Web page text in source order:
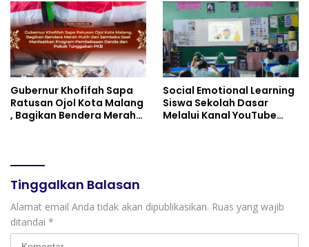
Gubernur Khofifah Sapa
Ratusan Ojol Kota Malang
, Bagikan Bendera Merah
Pokok Tunggakan PKB
Social Emotional Learning
Siswa Sekolah Dasar
Melalui Kanal YouTube
Tinggalkan Balasan
Alamat email Anda tidak akan dipublikasikan. Ruas yang wajib
ditandai *